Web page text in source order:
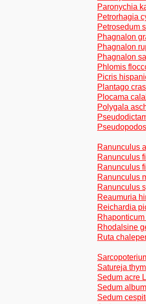
Paronychia
Petrorhagia
Petrosedum
Phagnalon
Phagnalon
Phagnalon
Phlomis
Picris
Plantago
Plocama
Polygala
Ranunculus
Ranunculus
Ranunculus
Ranunculus
Ranunculus
Reaumuria
Reichardia
Rhodalsine
Ruta
Satureja
Sedum acre
Sedum
Sedum